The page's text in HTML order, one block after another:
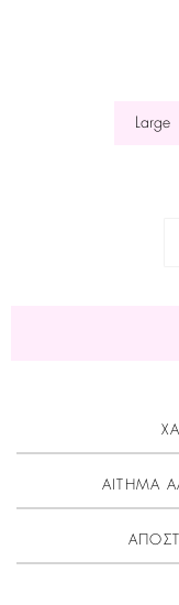
Large
ΑΙΤΗΜΑ